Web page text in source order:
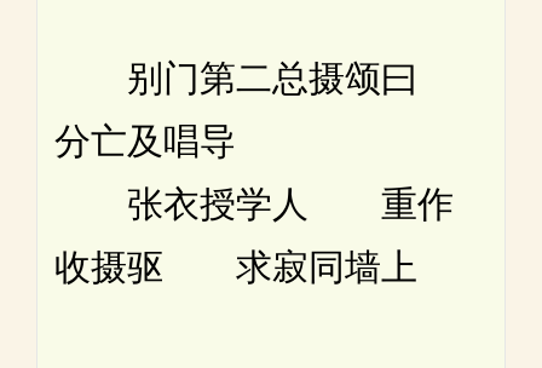
别门第二总摄颂曰
分亡及唱导
张衣授学人 重作
收摄驱 求寂同墙上